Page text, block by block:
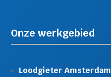
Onze werkgebied
Loodgieter Amsterdam